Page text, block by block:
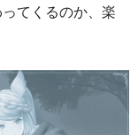
てくるのか、楽